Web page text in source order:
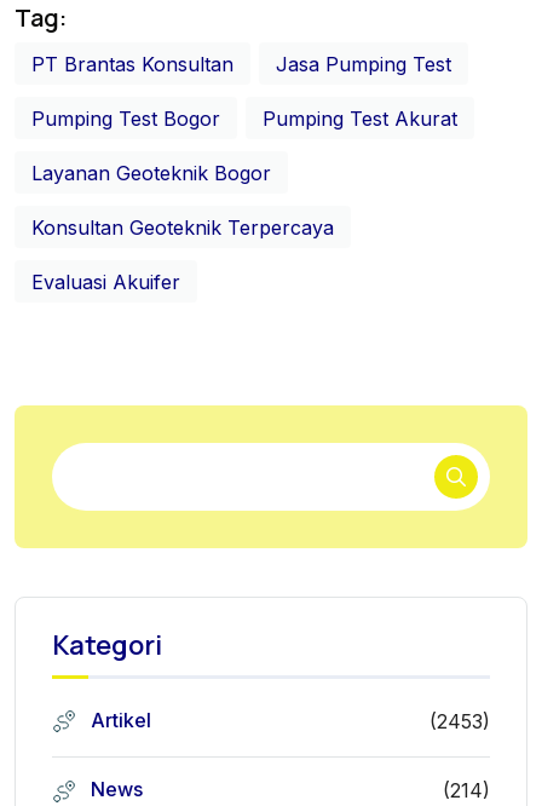
Tag:
PT Brantas Konsultan Jasa Pumping Test
Pumping Test Bogor Pumping Test Akurat
Layanan Geoteknik Bogor
Konsultan Geoteknik Terpercaya
Evaluasi Akuifer
Kategori
Artikel (2453)
News (214)